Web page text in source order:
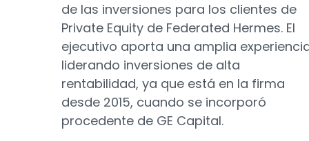
de las inversiones para los clientes de
Private Equity de Federated Hermes. El
ejecutivo aporta una amplia
liderando inversiones de alta
rentabilidad, ya que está en la firma
desde 2015, cuando se incorporó
procedente de GE Capital.